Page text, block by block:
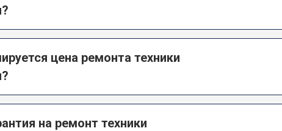
цена ремонта техники
на ремонт техники